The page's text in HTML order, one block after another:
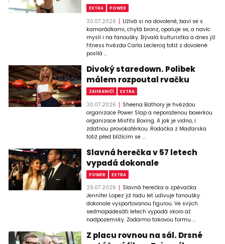
EXTRA POWER
30.07.2026
Užívá si na dovolené, baví se s
kamarádkami, chytá bronz, opaluje se, a navíc
myslí i na fanoušky. Bývalá kulturistka a dnes již
fitness hvězda Carla Leclercq totiž z dovolené
posílá ...
Divoký staredown. Polibek
málem rozpoutal rvačku
ZAHRANIČÍ EXTRA
30.07.2026
Sheena Bathory je hvězdou
organizace Power Slap a neporaženou boxerkou
organizace Misfits Boxing. A jak je vidno, i
zdatnou provokatérkou. Rodačka z Maďarska
totiž před blížícím se ...
Slavná herečka v 57 letech
vypadá dokonale
POWER EXTRA
29.07.2026
Slavná herečka a zpěvačka
Jennifer Lopez již řadu let udivuje fanoušky
dokonale vysportovanou figurou. Ve svých
sedmapadesáti letech vypadá skoro až
nadpozemsky. Zadarmo takovou formu ...
Z placu rovnou na sál. Drsné